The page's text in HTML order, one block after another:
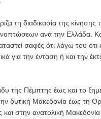
τη διαδικασία της κίνησης
ανά την Ελλάδα.
σαφές ότι λόγω του
για την ένταση ή και την
της Πέμπτης έως και το
δυτική Μακεδονία έως τη
στην ανατολική